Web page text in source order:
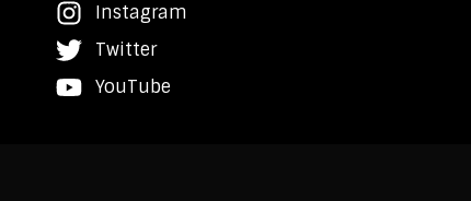
Instagram
Twitter
YouTube